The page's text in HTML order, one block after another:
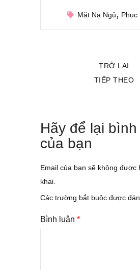
Mặt Nạ Ngủ Phục
TRỞ LẠI
TIẾP THEO
Hãy để lại bình
của bạn
Email của bạn sẽ không được
khai.
Các trường bắt buộc được
Bình luận *